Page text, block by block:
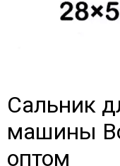
Сальник
машины
оптом